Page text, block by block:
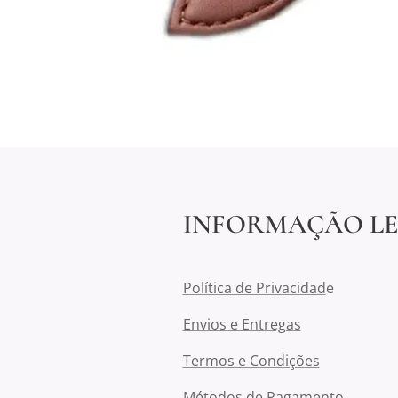
INFORMAÇÃO
Política de Privacidade
Envios e Entregas
Termos e Condições